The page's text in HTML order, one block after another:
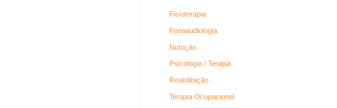
Fisioterapia
Fonoaudiologia
Nutrição
Psicologia / Terapia
Reabilitação
Terapia Ocupacional